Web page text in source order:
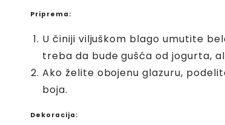
Priprema:
U činiji viljuškom blago umutite
treba da bude gušća od jogurta,
Ako želite obojenu glazuru,
boja.
Dekoracija: